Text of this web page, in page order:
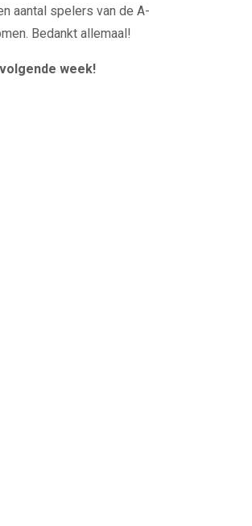
aantal spelers van de A-
Bedankt allemaal!
week!